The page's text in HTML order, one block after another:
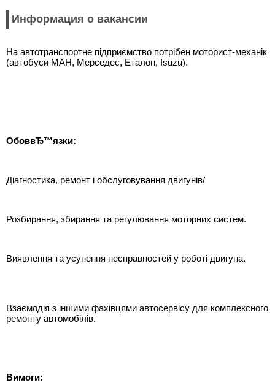
Информация о вакансии
На автотранспортне підприємство потрібен моторист-механік
(автобуси МАН, Мерседес, Еталон, Isuzu).
ОбоввЂ™язки:
Діагностика, ремонт і обслуговування двигунів/
Розбирання, збирання та регулювання моторних систем.
Виявлення та усунення несправностей у роботі двигуна.
Взаємодія з іншими фахівцями автосервісу для комплексного
ремонту автомобілів.
Вимоги: